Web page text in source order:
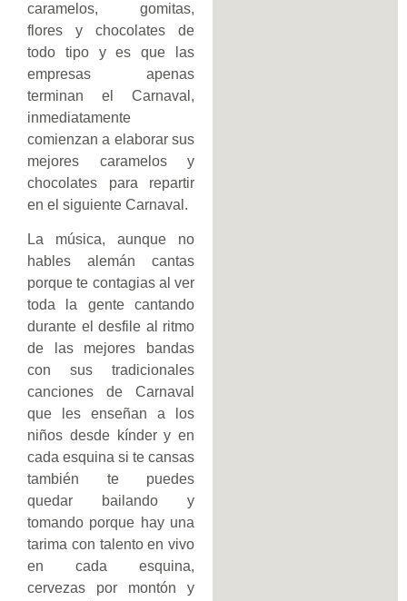
caramelos, gomitas,
flores y chocolates de
todo tipo y es que las
empresas apenas
terminan el Carnaval,
inmediatamente
comienzan a elaborar sus
mejores caramelos y
chocolates para repartir
en el siguiente Carnaval.
La música, aunque no
hables alemán cantas
porque te contagias al ver
toda la gente cantando
durante el desfile al ritmo
de las mejores bandas
con sus tradicionales
canciones de Carnaval
que les enseñan a los
niños desde kínder y en
cada esquina si te cansas
también te puedes
quedar bailando y
tomando porque hay una
tarima con talento en vivo
en cada esquina,
cervezas por montón y